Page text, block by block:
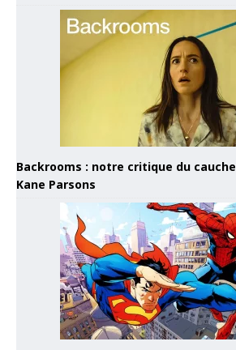
Backrooms : notre critique du
Kane Parsons